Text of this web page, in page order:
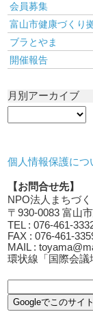
会員募集
富山市健康づくり
ブラとやま
開催報告
月別アーカイブ
個人情報保護につ
【お問合せ先】
NPO法人まちづ
〒930-0083 富山
TEL : 076-461-
FAX : 076-461-
MAIL :
環状線「国際会議